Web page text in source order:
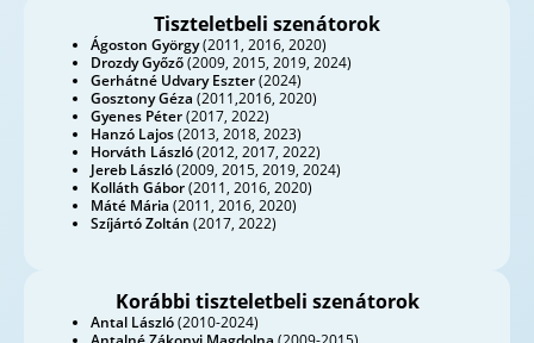
Tiszteletbeli szenátorok
Ágoston György(2011, 2016, 2020)
Drozdy Győző(2009, 2015, 2019, 2024)
Gerhátné Udvary Eszter(2024)
Gosztony Géza (2011,2016, 2020)
Gyenes Péter(2017, 2022)
Hanzó Lajos(2013, 2018, 2023)
Horváth László(2012, 2017, 2022)
Jereb László(2009, 2015, 2019, 2024)
Kolláth Gábor(2011, 2016, 2020)
Máté Mária (2011, 2016, 2020)
Szíjártó Zoltán (2017, 2022)
Korábbi tiszteletbeli szenátorok
Antal László(2010-2024)